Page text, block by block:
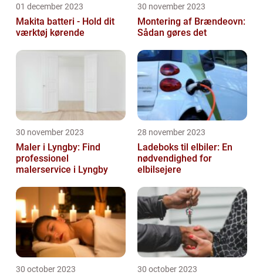
01 december 2023
Makita batteri - Hold dit
værktøj kørende
30 november 2023
Montering af Brændeovn:
Sådan gøres det
30 november 2023
Maler i Lyngby: Find
professionel
malerservice i Lyngby
28 november 2023
Ladeboks til elbiler: En
nødvendighed for
elbilsejere
30 october 2023 30 october 2023